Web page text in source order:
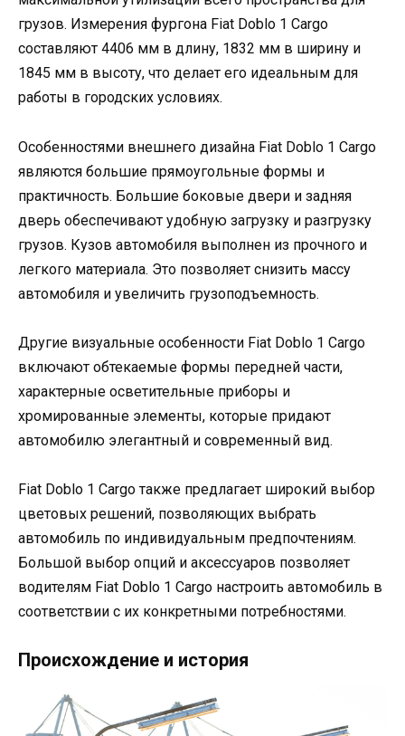
грузов. Измерения фургона Fiat Doblo 1 Cargo
составляют 4406 мм в длину, 1832 мм в ширину и
1845 мм в высоту, что делает его идеальным для
работы в городских условиях.
Особенностями внешнего дизайна Fiat Doblo 1 Cargo
являются большие прямоугольные формы и
практичность. Большие боковые двери и задняя
дверь обеспечивают удобную загрузку и разгрузку
грузов. Кузов автомобиля выполнен из прочного и
легкого материала. Это позволяет снизить массу
автомобиля и увеличить грузоподъемность.
Другие визуальные особенности Fiat Doblo 1 Cargo
включают обтекаемые формы передней части,
характерные осветительные приборы и
хромированные элементы, которые придают
автомобилю элегантный и современный вид.
Fiat Doblo 1 Cargo также предлагает широкий выбор
цветовых решений, позволяющих выбрать
автомобиль по индивидуальным предпочтениям.
Большой выбор опций и аксессуаров позволяет
водителям Fiat Doblo 1 Cargo настроить автомобиль в
соответствии с их конкретными потребностями.
Происхождение и история